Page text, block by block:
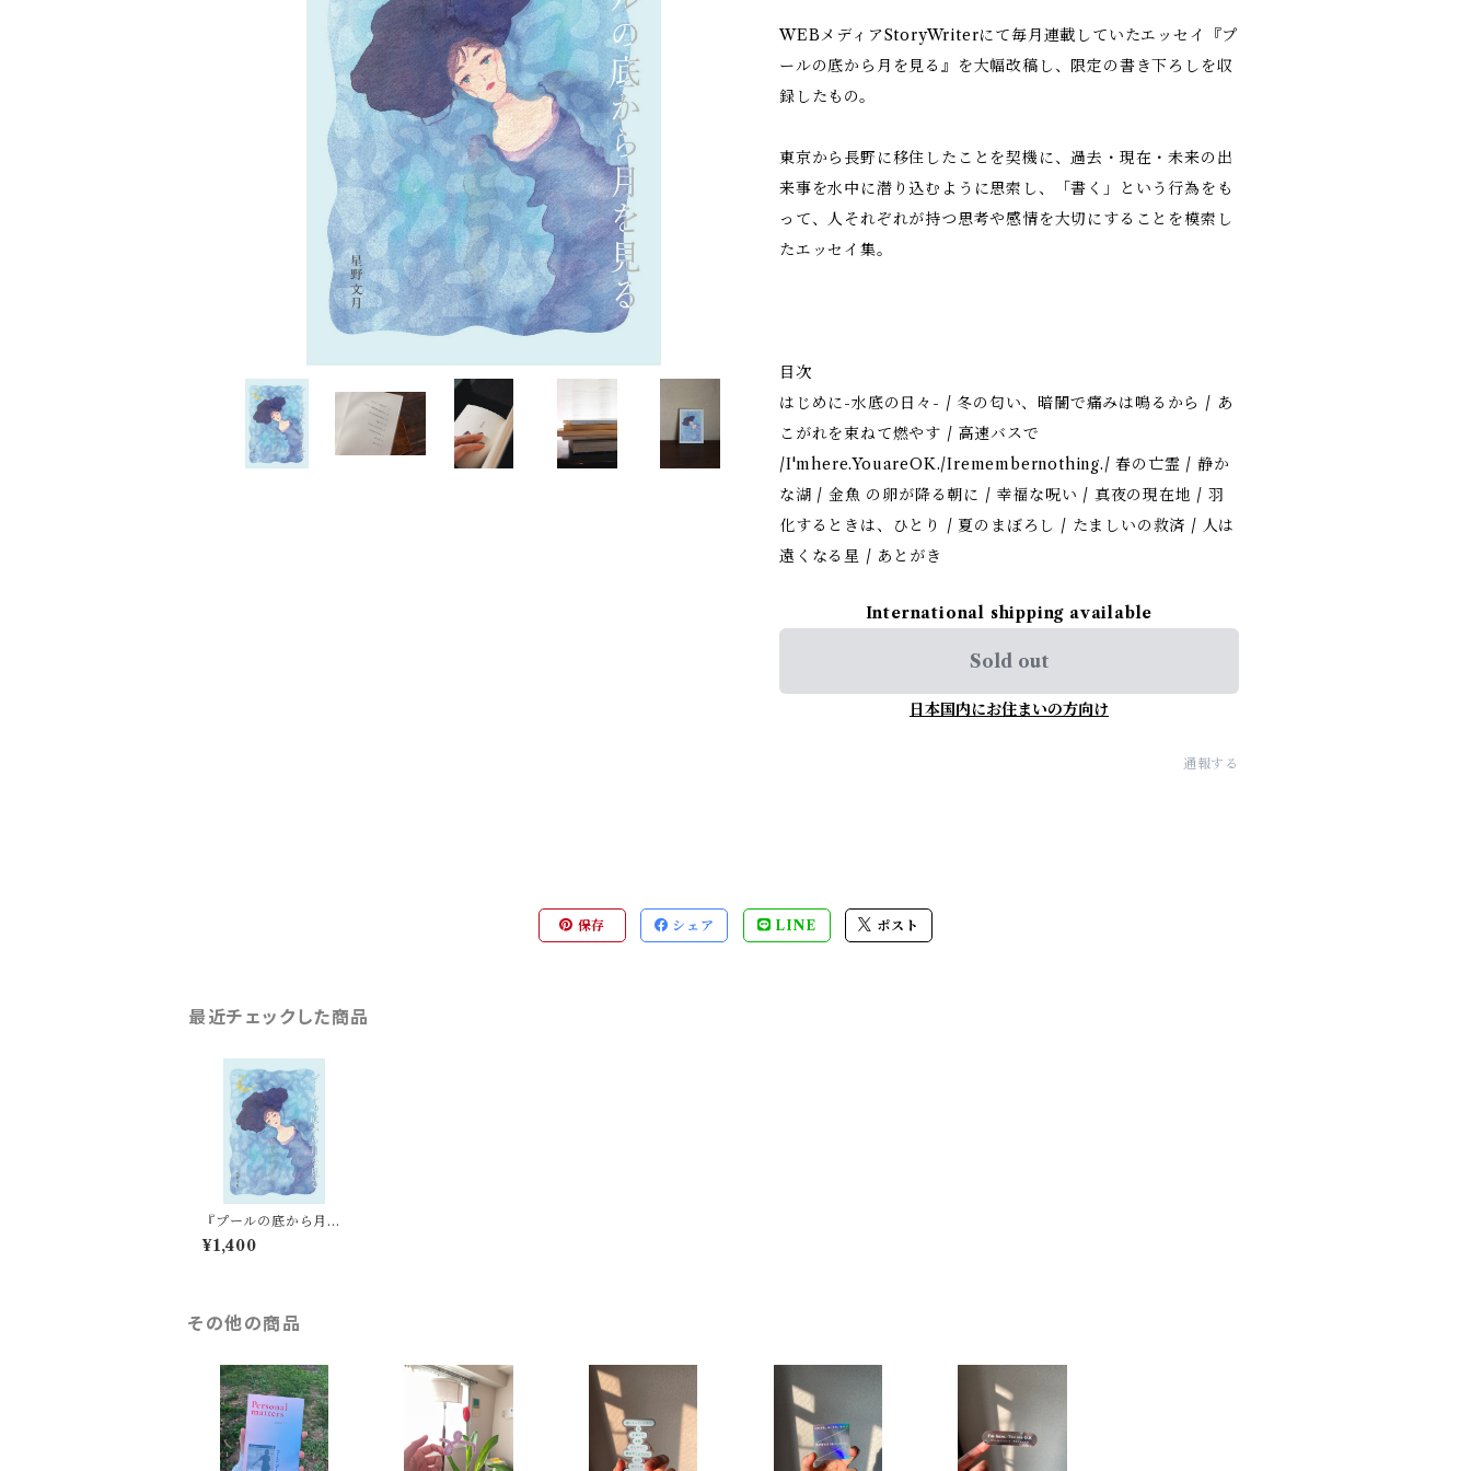
WEBメディアStoryWriterにて毎月連載していたエッセイ『プ
ールの底から月を見る』を大幅改稿し、限定の書き下ろしを収
録したもの。
東京から長野に移住したことを契機に、過去・現在・未来の出
来事を水中に潜り込むように思索し、「書く」という行為をも
って、人それぞれが持つ思考や感情を大切にすることを模索し
たエッセイ集。
目次
はじめに-水底の日々- / 冬の匂い、暗闇で痛みは鳴るから / あ
こがれを束ねて燃やす / 高速バスで
/I'mhere.YouareOK./Iremembernothing./ 春の亡霊 / 静か
な湖 / 金魚 の卵が降る朝に / 幸福な呪い / 真夜の現在地 / 羽
化するときは、ひとり / 夏のまぼろし / たましいの救済 / 人は
遠くなる星 / あとがき
International shipping available
Sold out
日本国内にお住まいの方向け
通報する
保存 シェア LINE ポスト
最近チェックした商品
『プールの底から月を
見る』
¥1,400
その他の商品